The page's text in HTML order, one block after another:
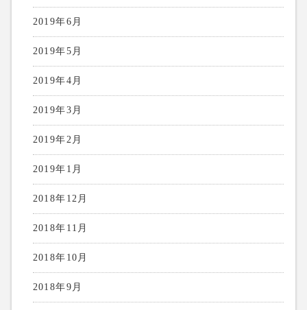
2019年6月
2019年5月
2019年4月
2019年3月
2019年2月
2019年1月
2018年12月
2018年11月
2018年10月
2018年9月